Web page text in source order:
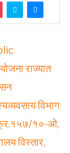
राज्यात
विभाग
१०-ओ,
विस्तार,